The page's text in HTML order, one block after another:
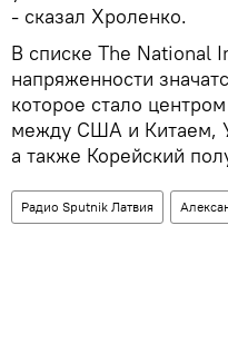
- сказал Хроленко.
В списке The National
напряженности
которое стало
между США и Китаем,
а также Корейский
Радио Sputnik Латвия